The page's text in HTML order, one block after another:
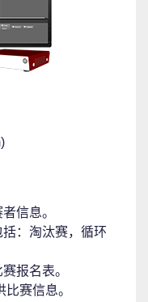
信息。
：淘汰赛，循环
报名表。
赛信息。